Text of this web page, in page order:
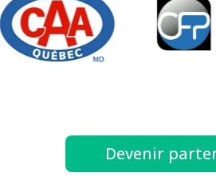
Devenir